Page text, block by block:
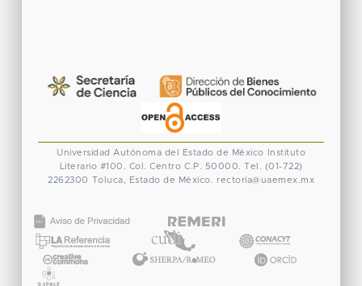
Universidad Autónoma del Estado de México
Instituto
Literario #100. Col. Centro C.P. 50000. Tel. (01-722)
2262300 Toluca, Estado de México. rectoria@uaemex.mx